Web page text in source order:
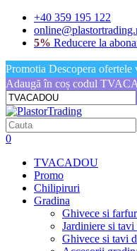
+40 359 195 122
5% Reducere la
Promotia Descopera
Adaugă în coș codul
0
TVACADOU
Promo
Chilipiruri
Gradina
Ghivece si
Jardiniere si
Ghivece si tavi